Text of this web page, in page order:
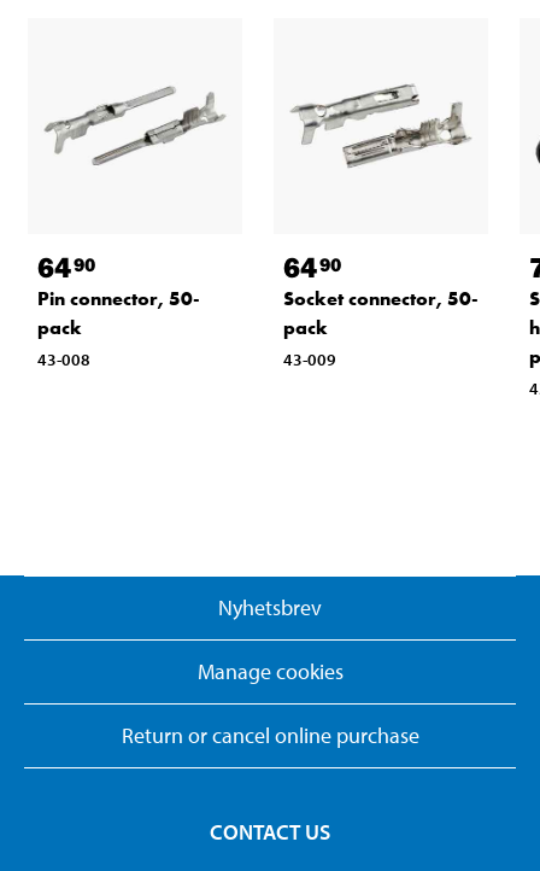
6490
Pin connector, 50-
pack
43-008
6490
Socket connector, 50-
pack
43-009
Nyhetsbrev
Manage cookies
Return or cancel online purchase
CONTACT US